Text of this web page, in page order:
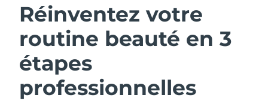
Réinventez votre
routine beauté en 3
étapes
professionnelles
FOREO APP
À PROPROS
Kazakhstan Livraison estimée
Koweït Livraison estimée8/8/26
Lettonie
Liban